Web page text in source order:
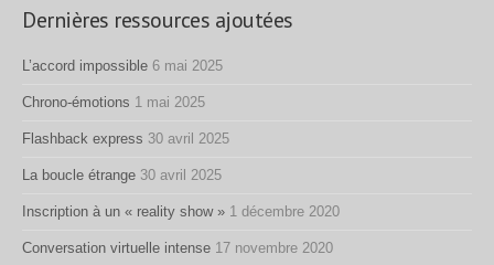
Dernières ressources ajoutées
L’accord impossible 6 mai 2025
Chrono-émotions 1 mai 2025
Flashback express 30 avril 2025
La boucle étrange 30 avril 2025
Inscription à un « reality show » 1 décembre 2020
Conversation virtuelle intense 17 novembre 2020